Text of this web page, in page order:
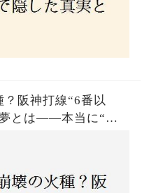
？阪神打線“6番以
とは——本当に“強